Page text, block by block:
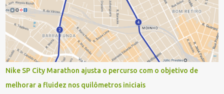
os campeões dos 21 km do maior evento esportivo de Santa
Catarina. A mineira Jessica Ladeira e o queniano Wilson Mutua
foram os vencedores da meia maratona, ambos com a quebra de
recorde da prova. Neste domingo (31) será a vez da prova principal,
os 42,195 km da maratona, além da corrida de 5 KM. As largadas,
na Avenida Beira-Mar Norte, em Florianópolis, na altura do
Trapiche, começam às 5h10. Entre as maiores maratonas
brasileiras deste ano, a Maratona Internacional de Floripa Fibra
Nike SP City Marathon ajusta o percurso com o objetivo de
melhorar a fluidez nos quilômetros iniciais